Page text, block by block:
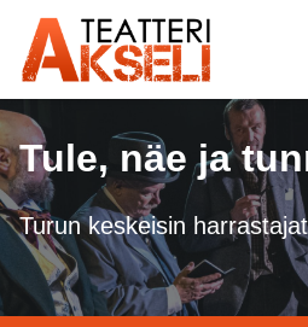
Tule, näe ja
Turun keskeisin